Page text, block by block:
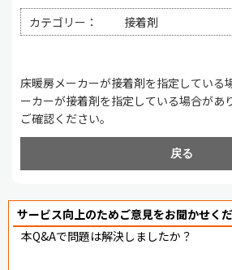
カテゴリー：
接着剤
床暖房メーカーが接着剤を指定している
ーカーが接着剤を指定している場合があ
ご確認ください。
戻る
サービス向上のためご意見をお聞かせく
本Q&Aで問題は解決しましたか？